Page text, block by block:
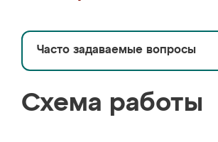
Часто задаваемые вопросы
Схема работы